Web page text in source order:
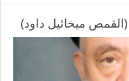
ميخائيل داود)